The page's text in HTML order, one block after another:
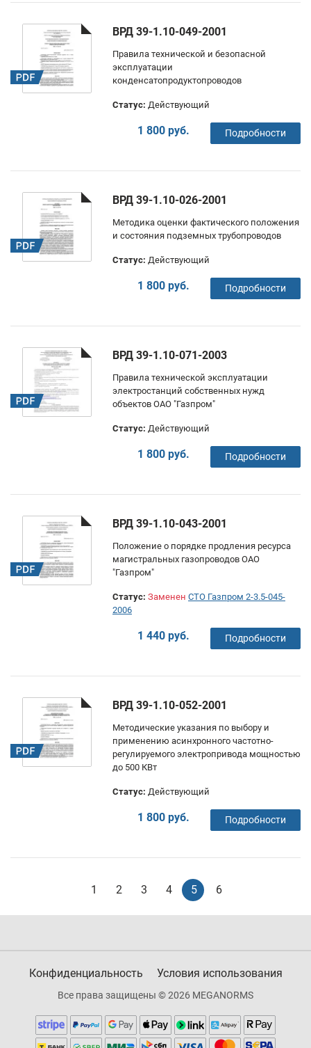
ВРД 39-1.10-049-2001
Правила технической и безопасной
эксплуатации
конденсатопродуктопроводов
Статус: Действующий
1 800 руб. Подробности
ВРД 39-1.10-026-2001
Методика оценки фактического положения
и состояния подземных трубопроводов
Статус: Действующий
1 800 руб. Подробности
ВРД 39-1.10-071-2003
Правила технической эксплуатации
электростанций собственных нужд
объектов ОАО "Газпром"
Статус: Действующий
1 800 руб. Подробности
ВРД 39-1.10-043-2001
Положение о порядке продления ресурса
магистральных газопроводов ОАО
"Газпром"
Статус: Заменен СТО Газпром 2-3.5-045-
2006
1 440 руб. Подробности
ВРД 39-1.10-052-2001
Методические указания по выбору и
применению асинхронного частотно-
регулируемого электропривода мощностью
до 500 КВт
Статус: Действующий
1 800 руб. Подробности
1 2 3 4 5 6
Конфиденциальность Условия использования
Все права защищены © 2026 MEGANORMS